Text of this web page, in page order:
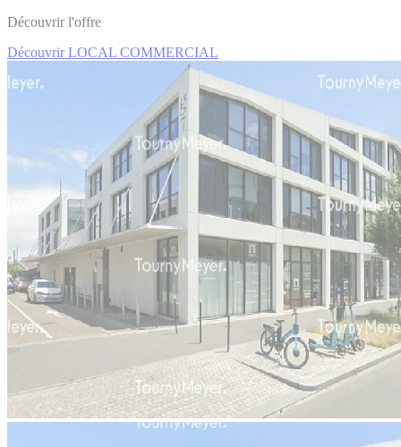
Découvrir l'offre
Découvrir LOCAL COMMERCIAL